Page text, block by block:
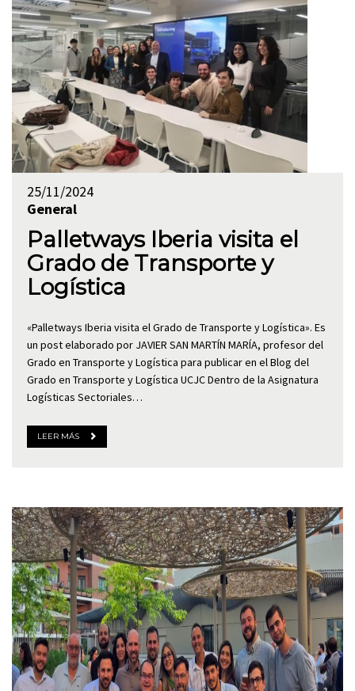
25/11/2024
General
Palletways Iberia visita el
Grado de Transporte y
Logística
«Palletways Iberia visita el Grado de Transporte y Logística». Es
un post elaborado por JAVIER SAN MARTÍN MARÍA, profesor del
Grado en Transporte y Logística para publicar en el Blog del
Grado en Transporte y Logística UCJC Dentro de la Asignatura
Logísticas Sectoriales…
LEER MÁS